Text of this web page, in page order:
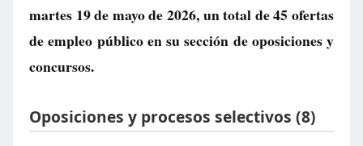
martes 19 de mayo de 2026, un total de45 ofertas
de empleo públicoen su sección de oposiciones y
concursos.
Oposiciones y procesos selectivos (8)